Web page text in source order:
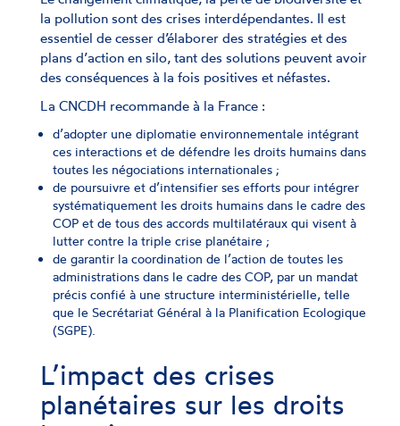
la pollution sont des crises interdépendantes. Il est
essentiel de cesser d’élaborer des stratégies et des
plans d’action en silo, tant des solutions peuvent avoir
des conséquences à la fois positives et néfastes.
La CNCDH recommande à la France :
d’adopter une diplomatie environnementale intégrant
ces interactions et de défendre les droits humains dans
toutes les négociations internationales ;
de poursuivre et d’intensifier ses efforts pour intégrer
systématiquement les droits humains dans le cadre des
COP et de tous des accords multilatéraux qui visent à
lutter contre la triple crise planétaire ;
de garantir la coordination de l’action de toutes les
administrations dans le cadre des COP, par un mandat
précis confié à une structure interministérielle, telle
que le Secrétariat Général à la Planification Ecologique
(SGPE).
L’impact des crises
planétaires sur les droits